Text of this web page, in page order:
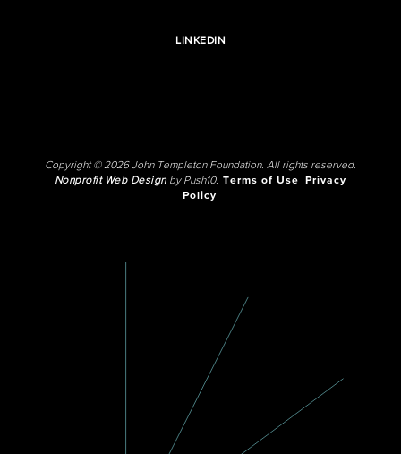
LINKEDIN
Copyright © 2026 John Templeton Foundation. All rights reserved.
Nonprofit Web Designby Push10. Terms of Use
Privacy
Policy